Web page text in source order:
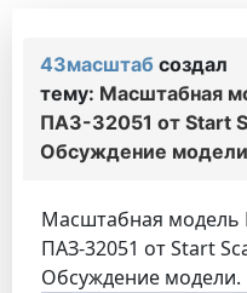
43масштаб создал
тему: Mасштабная
ПАЗ-32051 от Start
Обсуждение
Mасштабная модель
ПАЗ-32051 от Start
Обсуждение модели.